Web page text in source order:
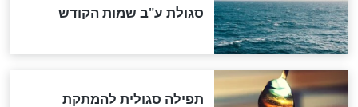
המסמך האבוד שנחשף
במרתפי מוסקבה: כתב היד
הנדיר של הרשב"ם התגלה